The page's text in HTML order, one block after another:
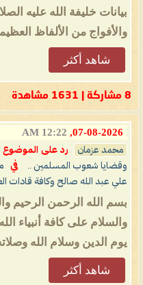
بيانات خليفة الله عليه
والأفواج من الألفاظ
شاهد أكثر
8 مشاركة | 1631 مشاهدة
07-08-2026,
12:22 AM
محمد عزمان رد على الموضوع
وقضايا شعوب المسلمين ..
في
علي عبد الله صالح وكافة قادات
بسم الله الرحمن الرحيم
والسلام على كافة أنبياء
يوم الدين وسلام الله
شاهد أكثر